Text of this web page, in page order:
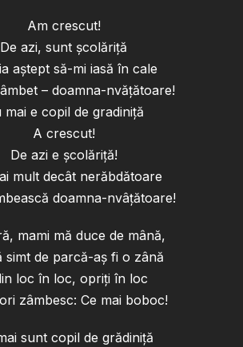
Am crescut!
De azi, sunt școlăriță
aștept să-mi iasă în cale
– doamna-nvățătoare!
mai e copil de gradiniță
A crescut!
De azi e școlăriță!
mult decât nerăbdătoare
doamna-nvâțătoare!
mami mă duce de mână,
simt de parcă-aș fi o zână
loc în loc, opriți în loc
zâmbesc: Ce mai boboc!
sunt copil de grădiniță